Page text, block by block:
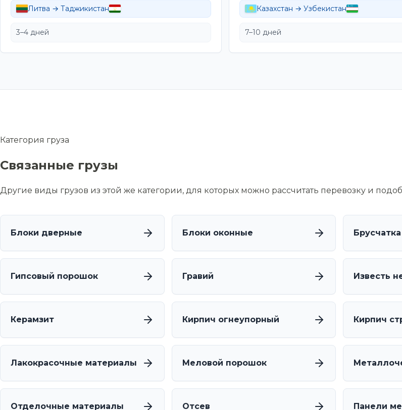
Литва → Таджикистан
3–4 дней
Казахстан → Узбекистан
7–10 дней
Категория груза
Связанные грузы
Другие виды грузов из этой же категории, для которых можно рассчитать перевозку и
Блоки дверные Блоки оконные Брусчатка
Гипсовый порошок Гравий Известь
Керамзит Кирпич огнеупорный Кирпич
Лакокрасочные материалы Меловой порошок
Отделочные материалы Отсев Панели